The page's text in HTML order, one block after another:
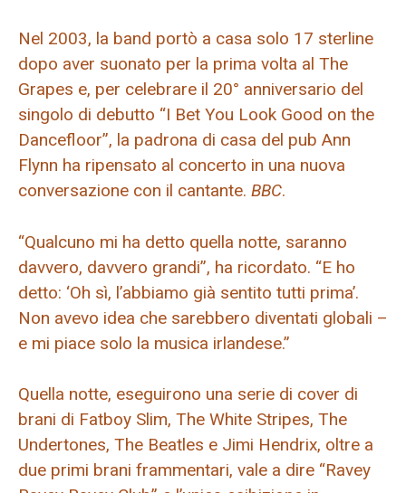
Nel 2003, la band portò a casa solo 17 sterline
dopo aver suonato per la prima volta al The
Grapes e, per celebrare il 20° anniversario del
singolo di debutto “I Bet You Look Good on the
Dancefloor”, la padrona di casa del pub Ann
Flynn ha ripensato al concerto in una nuova
conversazione con il cantante. BBC.
“Qualcuno mi ha detto quella notte, saranno
davvero, davvero grandi”, ha ricordato. “E ho
detto: ‘Oh sì, l’abbiamo già sentito tutti prima’.
Non avevo idea che sarebbero diventati globali –
e mi piace solo la musica irlandese.”
Quella notte, eseguirono una serie di cover di
brani di Fatboy Slim, The White Stripes, The
Undertones, The Beatles e Jimi Hendrix, oltre a
due primi brani frammentari, vale a dire “Ravey